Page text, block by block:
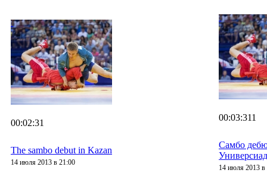
00:02:31
The sambo debut in Kazan
14 июля 2013 в 21:00
00:03:311
Самбо
14 июля 2013 в